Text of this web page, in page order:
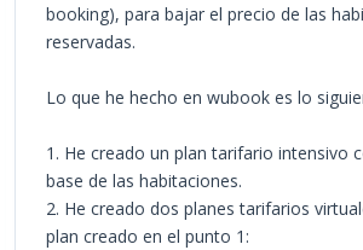
booking), para bajar el precio de las
reservadas.
Lo que he hecho en wubook es lo
1. He creado un plan tarifario intensivo
base de las habitaciones.
2. He creado dos planes tarifarios
plan creado en el punto 1: